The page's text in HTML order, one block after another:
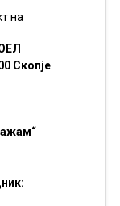
на
Скопје